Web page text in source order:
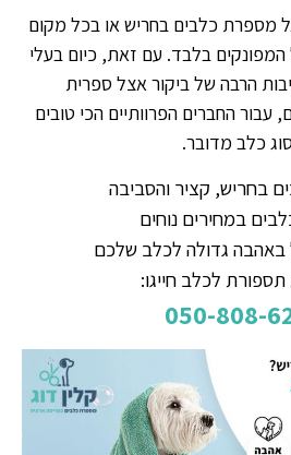
כלבים בחריש או בכל מקום
בלבד. עם זאת, כיום בעלי
הרבה של ביקור אצל ספרית
החברים הפרוותיים הכי טובים
כלב מדובר.
בחריש, קציר והסביבה
במחירים נוחים
באהבה גדולה לכלב שלכם
לכלב חייגו:
050-808-